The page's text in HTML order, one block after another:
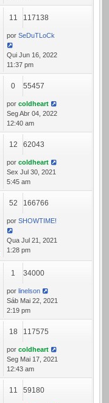
11 117138
por SeDuTLoCk
Qui Jun 16, 2022
11:37 pm
0 55457
por coldheart
Seg Abr 04, 2022
12:40 am
12 62043
por coldheart
Sex Jul 30, 2021
5:45 am
52 166766
por SHOWTIME!
Qua Jul 21, 2021
1:28 pm
1 34000
por linelson
Sáb Mai 22, 2021
2:19 pm
18 117575
por coldheart
Seg Mai 17, 2021
12:43 am
11 59180